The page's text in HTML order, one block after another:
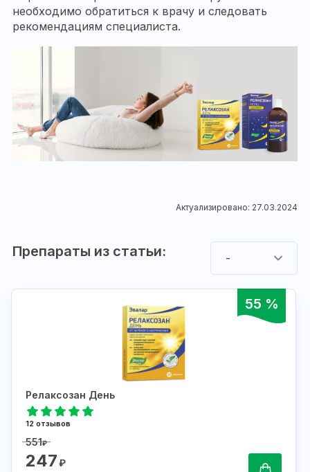
необходимо обратиться к врачу и следовать
рекомендациям специалиста.
Актуализировано: 27.03.2024
Препараты из статьи: -
55 %
Релаксозан День
12 отзывов
551₽
247₽